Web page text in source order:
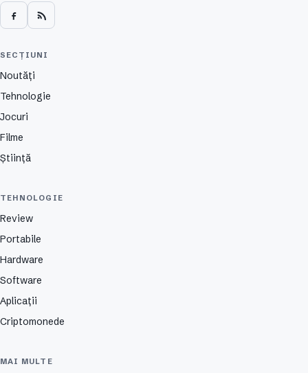
SECȚIUNI
Noutăți
Tehnologie
Jocuri
Filme
Știință
TEHNOLOGIE
Review
Portabile
Hardware
Software
Aplicații
Criptomonede
MAI MULTE